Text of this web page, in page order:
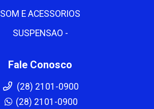
SOM E ACESSORIOS
SUSPENSAO -
Fale Conosco
(28) 2101-0900
(28) 2101-0900